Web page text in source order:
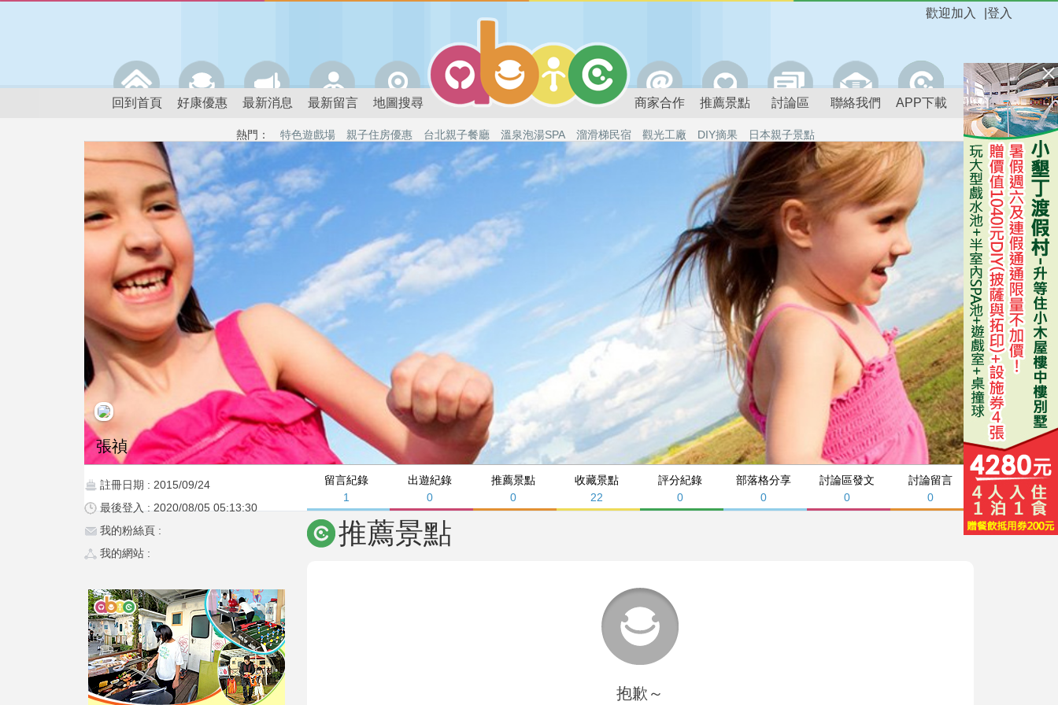
登入
歡迎加入
回到首頁 好康優惠 最新消息 最新留言 地圖搜尋 商家合作 推薦景點 討論區 聯絡我們 APP下載
熱門： 特色遊戲場 親子住房優惠 台北親子餐廳 溫泉泡湯SPA 溜滑梯民宿 觀光工廠 DIY摘果 日本親子景點
留言紀錄
1
出遊紀錄
0
推薦景點
0
收藏景點
22
評分紀錄
0
部落格分享
0
討論區發文
0
討論留言
0
張禎
註冊日期 : 2015/09/24
最後登入 : 2020/08/05 05:13:30
我的粉絲頁 :
我的網站 :
推薦景點
抱歉～